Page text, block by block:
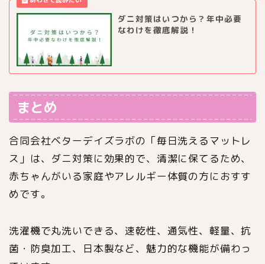
ダニ対策はいつから？年中必要
なわけを徹底解説！
まとめ
合同会社ベターデイズラボの「毎日洗えるマットレ
ス」は、ダニ対策に効果的で、清潔に保てるため、
赤ちゃんがいる家庭やアレルギー体質の方におすす
めです。
洗濯機で丸洗いできる、速乾性、通気性、軽量、抗
菌・防臭加工、日本製など、魅力的な機能が備わっ